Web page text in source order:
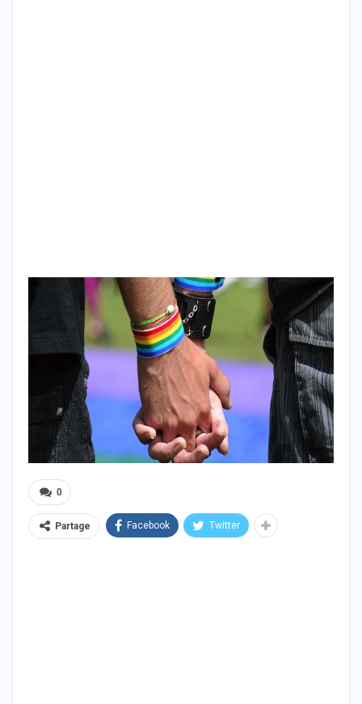
0
Partage Facebook Twitter